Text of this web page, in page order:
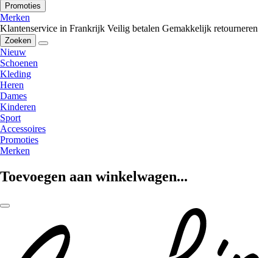
Promoties
Merken
Klantenservice in Frankrijk Veilig betalen Gemakkelijk retourneren
Zoeken
Nieuw
Schoenen
Kleding
Heren
Dames
Kinderen
Sport
Accessoires
Promoties
Merken
Toevoegen aan winkelwagen...